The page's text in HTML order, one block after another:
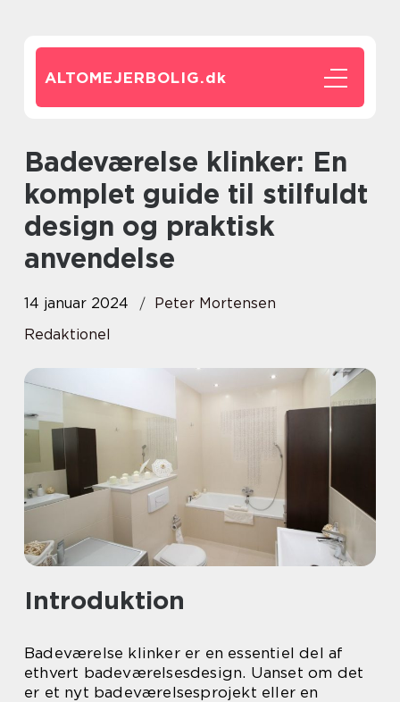
ALTOMEJERBOLIG.dk
Badeværelse klinker: En
komplet guide til stilfuldt
design og praktisk
anvendelse
14 januar 2024
Peter Mortensen
Redaktionel
Introduktion
Badeværelse klinker er en essentiel del af
ethvert badeværelsesdesign. Uanset om det
er et nyt badeværelsesprojekt eller en